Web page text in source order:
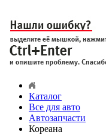
Каталог
Все для авто
Автозапчасти
Кореана